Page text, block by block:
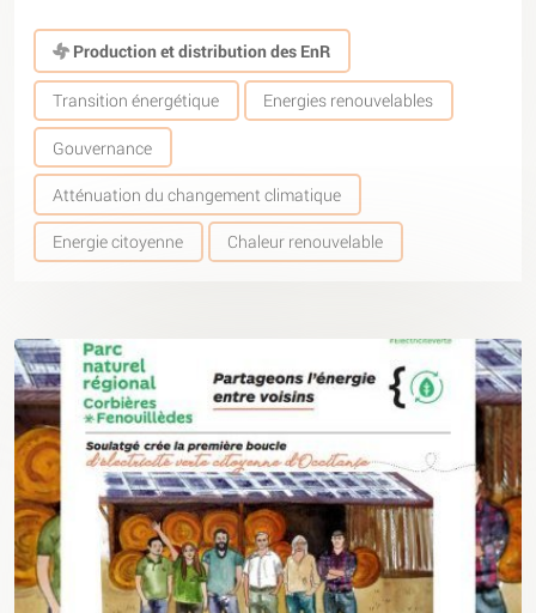
Production et distribution des EnR
Transition énergétique Energies renouvelables
Gouvernance
Atténuation du changement climatique
Energie citoyenne Chaleur renouvelable